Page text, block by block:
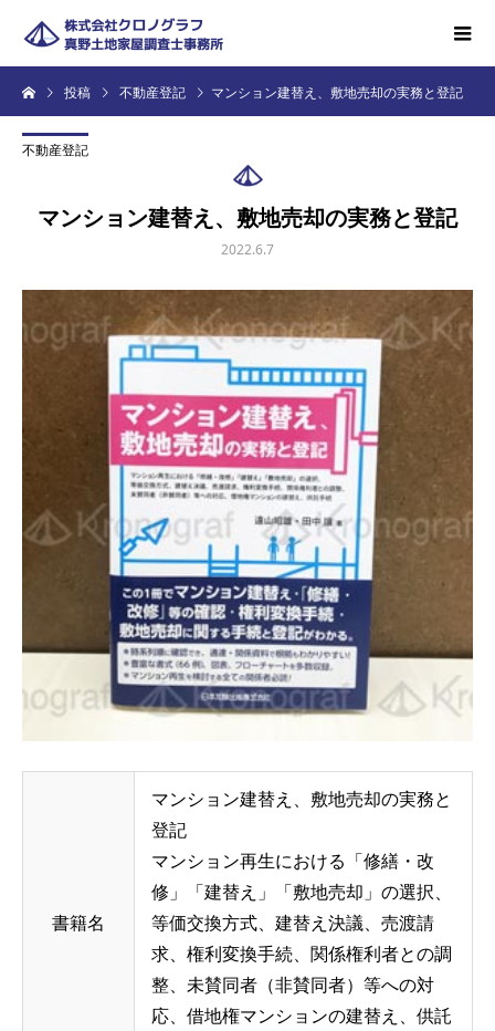
投稿 不動産登記 マンション建替え、敷地売却の実務と登記
不動産登記
マンション建替え、敷地売却の実務と登記
2022.6.7
書籍名
マンション建替え、敷地売却の実務と
登記
マンション再生における「修繕・改
修」「建替え」「敷地売却」の選択、
等価交換方式、建替え決議、売渡請
求、権利変換手続、関係権利者との調
整、未賛同者（非賛同者）等への対
応、借地権マンションの建替え、供託